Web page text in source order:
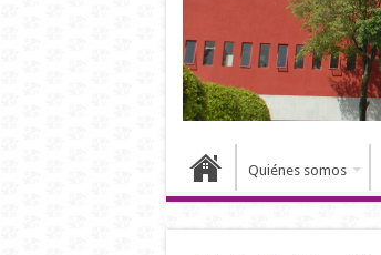
Quiénes somos